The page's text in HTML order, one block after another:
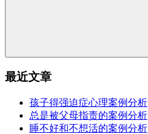
最近文章
孩子得强迫症心理案例分析
总是被父母指责的案例分析
睡不好和不想活的案例分析